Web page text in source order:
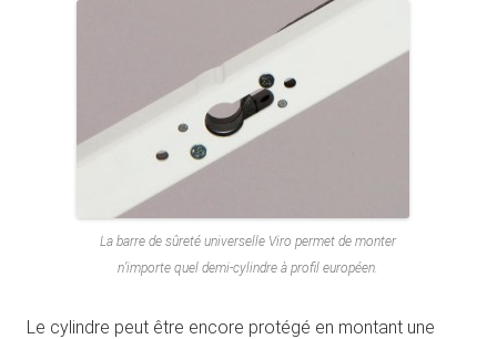
La barre de sûreté universelle Viro permet de monter
n’importe quel demi-cylindre à profil européen.
Le cylindre peut être encore protégé en montant une